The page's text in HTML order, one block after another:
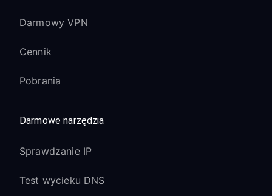
Darmowy VPN
Cennik
Pobrania
Darmowe narzędzia
Sprawdzanie IP
Test wycieku DNS